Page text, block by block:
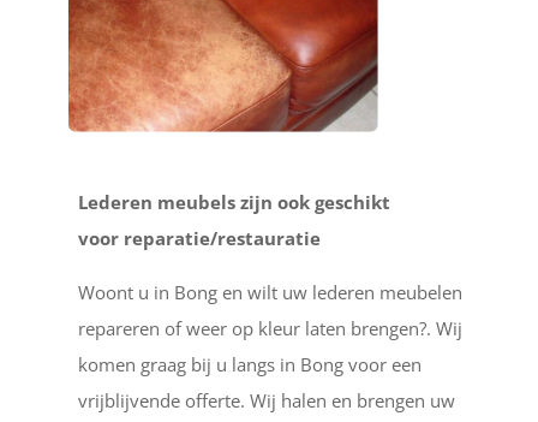
Lederen meubels zijn ook geschikt
voor reparatie/restauratie
Woont u in Bong en wilt uw lederen meubelen
repareren of weer op kleur laten brengen?. Wij
komen graag bij u langs in Bong voor een
vrijblijvende offerte. Wij halen en brengen uw